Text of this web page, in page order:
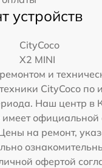
устройств
CityCoco
X2 MINI
и
CityCoco по
Наш центр в
официальной
на ремонт,
офертой